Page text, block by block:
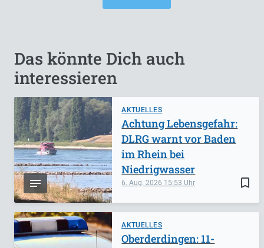
Das könnte Dich auch
interessieren
AKTUELLES
bookmark_border
6. Aug. 2026 15:53
Achtung Lebensgefahr:
DLRG warnt vor Baden
im Rhein bei
Niedrigwasser
AKTUELLES
Oberderdingen: 11-